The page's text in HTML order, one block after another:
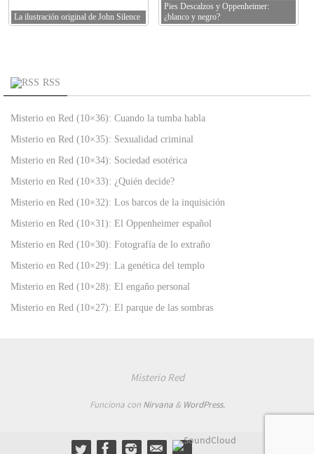
La ilustración original de John Silence
Pies Descalzos y Oppenheimer:
¿blanco y negro?
RSS
Misterio en Red (10×36): Cuando la tumba habla
Misterio en Red (10×35): Sexualidad criminal
Misterio en Red (10×34): Sociedad esotérica
Misterio en Red (10×33): ¿Quién decide?
Misterio en Red (10×32): Los barcos de la inquisición
Misterio en Red (10×31): El Oppenheimer español
Misterio en Red (10×30): Fotografía de lo extraño
Misterio en Red (10×29): La genética del templo
Misterio en Red (10×28): El engaño personal
Misterio en Red (10×27): El parque de las sombras
Misterio Red
Funciona con Nirvana& WordPress.